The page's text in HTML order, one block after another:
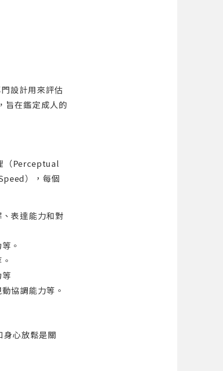
設計用來評估
旨在鑑定成人的
（Perceptual
），每個
表達能力和對
。
協調能力等。
心放鬆是關